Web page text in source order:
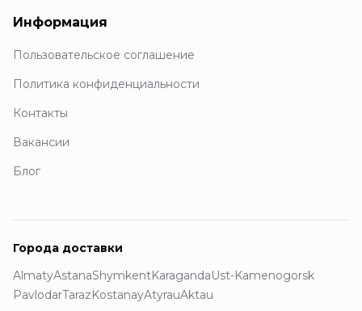
Информация
Пользовательское соглашение
Политика конфиденциальности
Контакты
Вакансии
Блог
Города доставки
AlmatyAstanaShymkentKaragandaUst-Kamenogorsk
PavlodarTarazKostanayAtyrauAktau